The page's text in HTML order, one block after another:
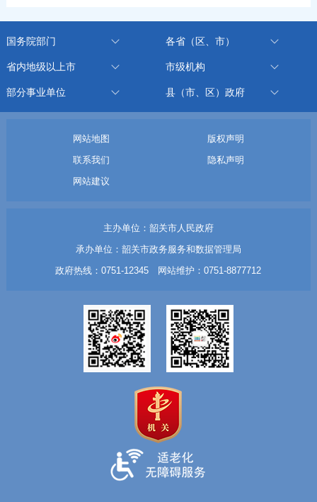
国务院部门 各省（区、市）
省内地级以上市 市级机构
部分事业单位 县（市、区）政府
网站地图
版权声明
联系我们
隐私声明
网站建议
主办单位：韶关市人民政府
承办单位：韶关市政务服务和数据管理局
政府热线：0751-12345 网站维护：0751-8877712